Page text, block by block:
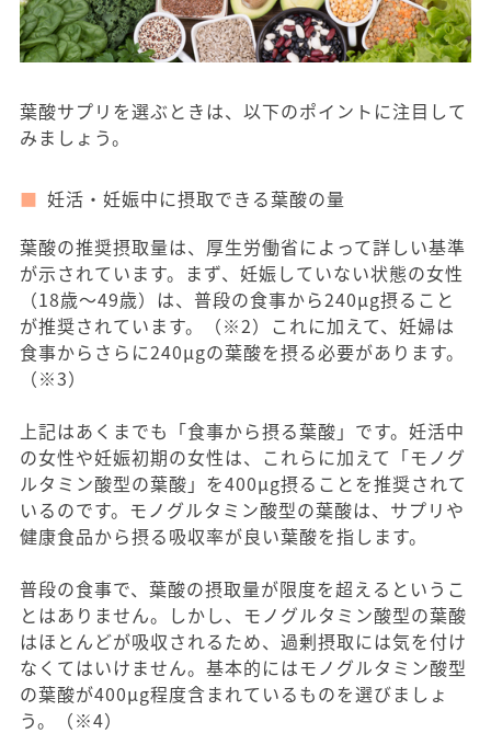
葉酸サプリを選ぶときは、以下のポイントに注目して
みましょう。
妊活・妊娠中に摂取できる葉酸の量
葉酸の推奨摂取量は、厚生労働省によって詳しい基準
が示されています。まず、妊娠していない状態の女性
（18歳〜49歳）は、普段の食事から240μg摂ること
が推奨されています。（※2）これに加えて、妊婦は
食事からさらに240μgの葉酸を摂る必要があります。
（※3）
上記はあくまでも「食事から摂る葉酸」です。妊活中
の女性や妊娠初期の女性は、これらに加えて「モノグ
ルタミン酸型の葉酸」を400μg摂ることを推奨されて
いるのです。モノグルタミン酸型の葉酸は、サプリや
健康食品から摂る吸収率が良い葉酸を指します。
普段の食事で、葉酸の摂取量が限度を超えるというこ
とはありません。しかし、モノグルタミン酸型の葉酸
はほとんどが吸収されるため、過剰摂取には気を付け
なくてはいけません。基本的にはモノグルタミン酸型
の葉酸が400μg程度含まれているものを選びましょ
う。（※4）